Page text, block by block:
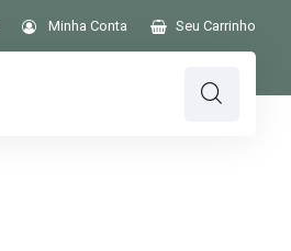
Seu Carrinho
Minha Conta